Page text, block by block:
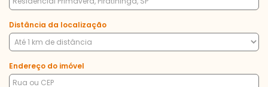
Distância da localização
Endereço do imóvel